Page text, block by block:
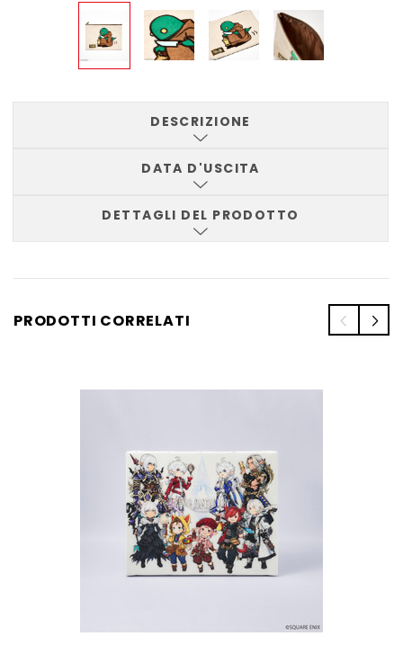
DESCRIZIONE
DATA D'USCITA
DETTAGLI DEL PRODOTTO
PRODOTTI CORRELATI